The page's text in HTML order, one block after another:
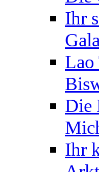
Ihr
Lao
Die
Ihr